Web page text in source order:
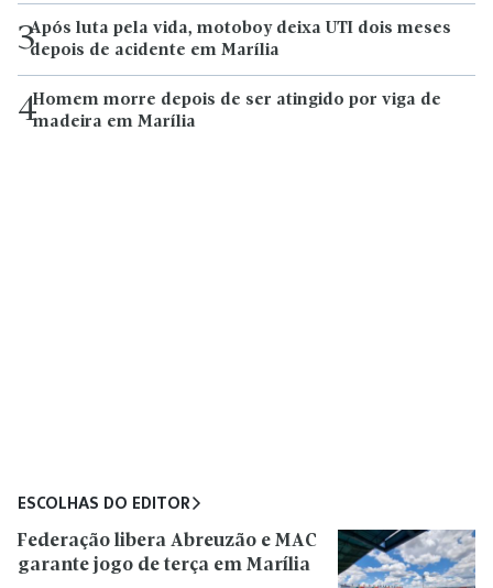
3Após luta pela vida, motoboy deixa UTI dois meses
depois de acidente em Marília
4Homem morre depois de ser atingido por viga de
madeira em Marília
ESCOLHAS DO EDITOR
Federação libera Abreuzão e MAC
garante jogo de terça em Marília